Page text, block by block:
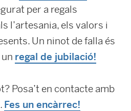
per a regals
l’artesania, els valors i
Un ninot de falla és
regal de jubilació!
Posa’t en contacte amb
Fes un encàrrec!